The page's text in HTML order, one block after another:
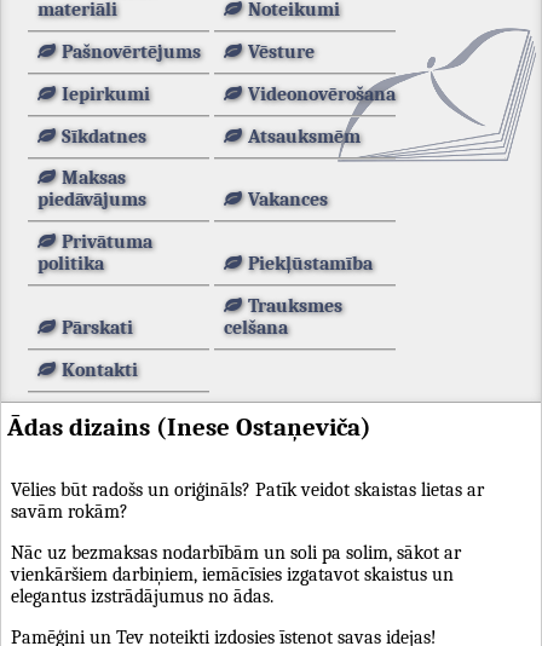
materiāli
Noteikumi
Pašnovērtējums
Vēsture
Iepirkumi
Videonovērošana
Sīkdatnes
Atsauksmēm
Maksas
piedāvājums
Vakances
Privātuma
politika
Piekļūstamība
Pārskati
Trauksmes
celšana
Kontakti
Ādas dizains (Inese Ostaņeviča)
Vēlies būt radošs un oriģināls? Patīk veidot skaistas lietas ar
savām rokām?
Nāc uz bezmaksas nodarbībām un soli pa solim, sākot ar
vienkāršiem darbiņiem, iemācīsies izgatavot skaistus un
elegantus izstrādājumus no ādas.
Pamēģini un Tev noteikti izdosies īstenot savas idejas!